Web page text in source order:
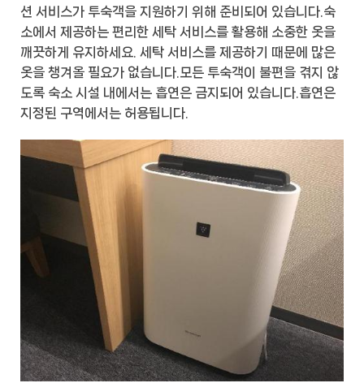
션 서비스가 투숙객을 지원하기 위해 준비되어 있습니다.숙
소에서 제공하는 편리한 세탁 서비스를 활용해 소중한 옷을
깨끗하게 유지하세요. 세탁 서비스를 제공하기 때문에 많은
옷을 챙겨올 필요가 없습니다.모든 투숙객이 불편을 겪지 않
도록 숙소 시설 내에서는 흡연은 금지되어 있습니다.흡연은
지정된 구역에서는 허용됩니다.